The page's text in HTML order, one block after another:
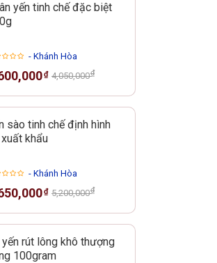
yến tinh chế đặc biệt
- Khánh Hòa
₫ 4,050,000₫
sào tinh chế định hình
khẩu
- Khánh Hòa
₫ 5,200,000₫
rút lông khô thượng
100gram